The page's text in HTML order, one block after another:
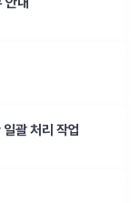
괄 처리 작업